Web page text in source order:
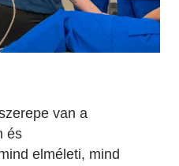
van a
és
elméleti, mind